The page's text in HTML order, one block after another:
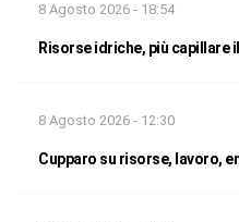
8 Agosto 2026 - 18:54
Risorse idriche, più capillare
8 Agosto 2026 - 12:30
Cupparo su risorse, lavoro,